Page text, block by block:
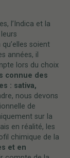
l’Indica et la
soient
années, il
lors du choix
connue des
: sativa,
nous devons
de
sur la
en réalité, les
chimique de la
et en